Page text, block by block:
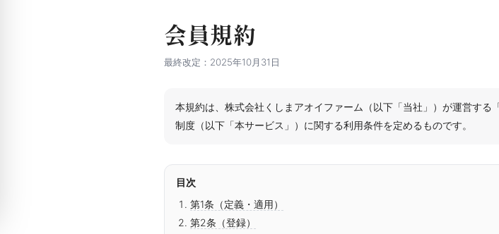
会員規約
最終改定：2025年10月31日
本規約は、株式会社くしまアオイファーム（以下「当社」）が運営す
制度（以下「本サービス」）に関する利用条件を定めるものです。
目次
第1条（定義・適用）
第2条（登録）